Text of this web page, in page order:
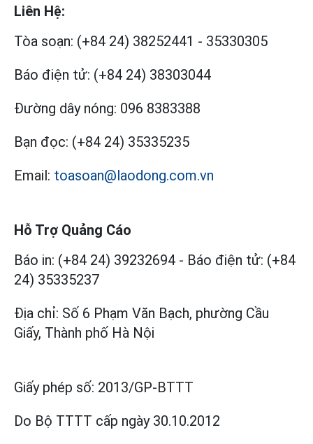
Liên Hệ:
Tòa soạn: (+84 24) 38252441 - 35330305
Báo điện tử: (+84 24) 38303044
Đường dây nóng: 096 8383388
Bạn đọc: (+84 24) 35335235
Email: toasoan@laodong.com.vn
Hỗ Trợ Quảng Cáo
Báo in: (+84 24) 39232694 - Báo điện tử: (+84
24) 35335237
Địa chỉ: Số 6 Phạm Văn Bạch, phường Cầu
Giấy, Thành phố Hà Nội
Giấy phép số: 2013/GP-BTTT
Do Bộ TTTT cấp ngày 30.10.2012